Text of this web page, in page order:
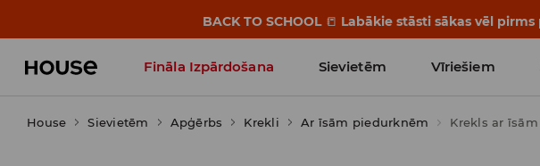
BACK TO SCHOOL 📒 Labākie stāsti sākas vēl
Fināla Izpārdošana Sievietēm Vīriešiem
Influencers' Faves
House Sievietēm Apģērbs Krekli Ar īsām piedurknēm Krekls ar